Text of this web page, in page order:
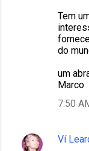
Tem
do
um
Marco
7:50
Ví